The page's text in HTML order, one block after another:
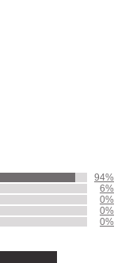
ーム
94%
6%
0%
0%
0%